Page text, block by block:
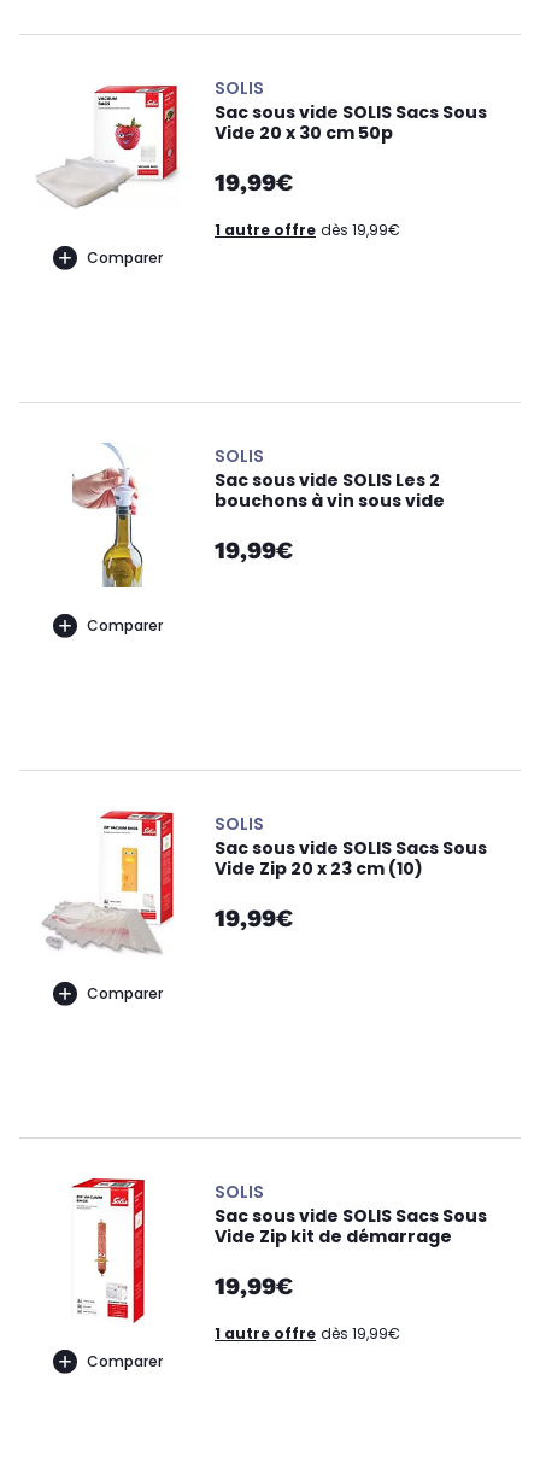
Comparer
SOLIS
Sac sous vide SOLIS Sacs Sous
Vide 20 x 30 cm 50p
19,99€
1 autre offre dès 19,99€
Comparer
SOLIS
Sac sous vide SOLIS Les 2
bouchons à vin sous vide
19,99€
Comparer
SOLIS
Sac sous vide SOLIS Sacs Sous
Vide Zip 20 x 23 cm (10)
19,99€
Comparer
SOLIS
Sac sous vide SOLIS Sacs Sous
Vide Zip kit de démarrage
19,99€
1 autre offre dès 19,99€